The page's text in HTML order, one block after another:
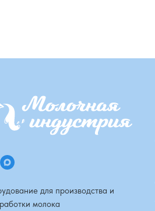
для производства и
молока